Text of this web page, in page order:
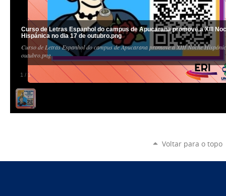
1 / 1
Curso de Letras Espanhol do campus de Apucarana promove a XIII
Hispánica no dia 17 de outubro.png
Curso de Letras Espanhol do campus de Apucarana promove a XIII Noche
outubro.png
Voltar para o topo